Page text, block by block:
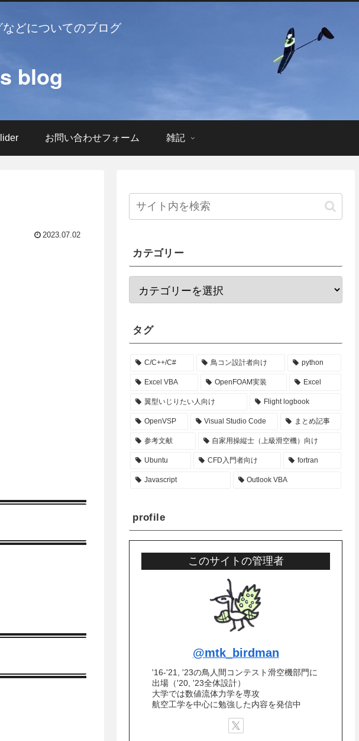
どについてのブログ
blog
お問い合わせフォーム 雑記
2023.07.02
カテゴリー
タグ
C/C++/C# 鳥コン設計者向け python
Excel VBA OpenFOAM実装 Excel
翼型いじりたい人向け Flight logbook
OpenVSP Visual Studio Code まとめ記事
参考文献 自家用操縦士（上級滑空機）向け
Ubuntu CFD入門者向け fortran
Javascript Outlook VBA
profile
このサイトの管理者
@mtk_birdman
'16-'21, '23の鳥人間コンテスト滑空機部門に
出場（'20, '23全体設計）
大学では数値流体力学を専攻
航空工学を中心に勉強した内容を発信中